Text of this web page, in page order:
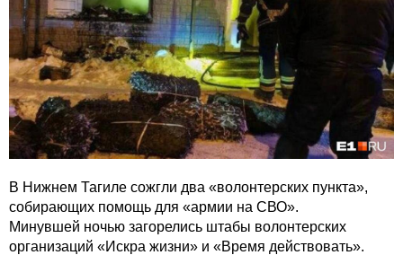
В Нижнем Тагиле сожгли два «волонтерских пункта»,
собирающих помощь для «армии на СВО».
Минувшей ночью загорелись штабы волонтерских
организаций «Искра жизни» и «Время действовать».